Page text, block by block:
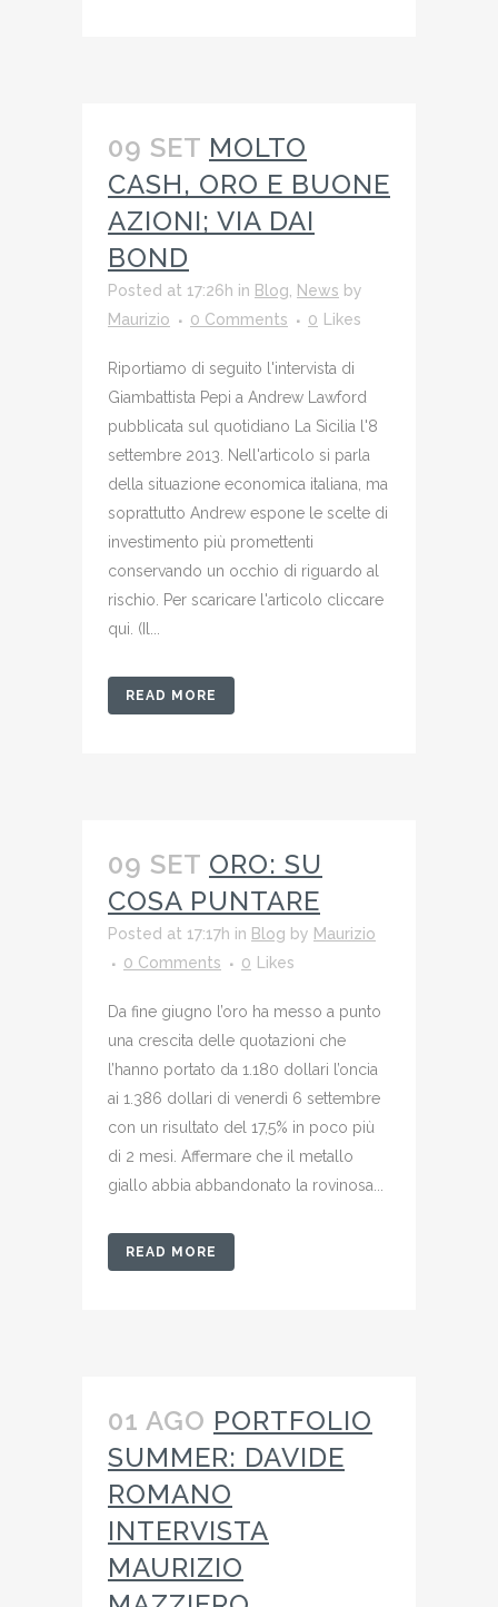
09 SET MOLTO
CASH, ORO E BUONE
AZIONI; VIA DAI
BOND
Posted at 17:26h in Blog, News by
Maurizio
0 Comments 0 Likes
Riportiamo di seguito l'intervista di
Giambattista Pepi a Andrew Lawford
pubblicata sul quotidiano La Sicilia l'8
settembre 2013. Nell'articolo si parla
della situazione economica italiana, ma
soprattutto Andrew espone le scelte di
investimento più promettenti
conservando un occhio di riguardo al
rischio. Per scaricare l'articolo cliccare
qui. (Il...
READ MORE
09 SET ORO: SU
COSA PUNTARE
Posted at 17:17h in Blog by Maurizio
0 Comments
0 Likes
Da fine giugno l’oro ha messo a punto
una crescita delle quotazioni che
l’hanno portato da 1.180 dollari l’oncia
ai 1.386 dollari di venerdì 6 settembre
con un risultato del 17,5% in poco più
di 2 mesi. Affermare che il metallo
giallo abbia abbandonato la rovinosa...
READ MORE
01 AGO PORTFOLIO
SUMMER: DAVIDE
ROMANO
INTERVISTA
MAURIZIO